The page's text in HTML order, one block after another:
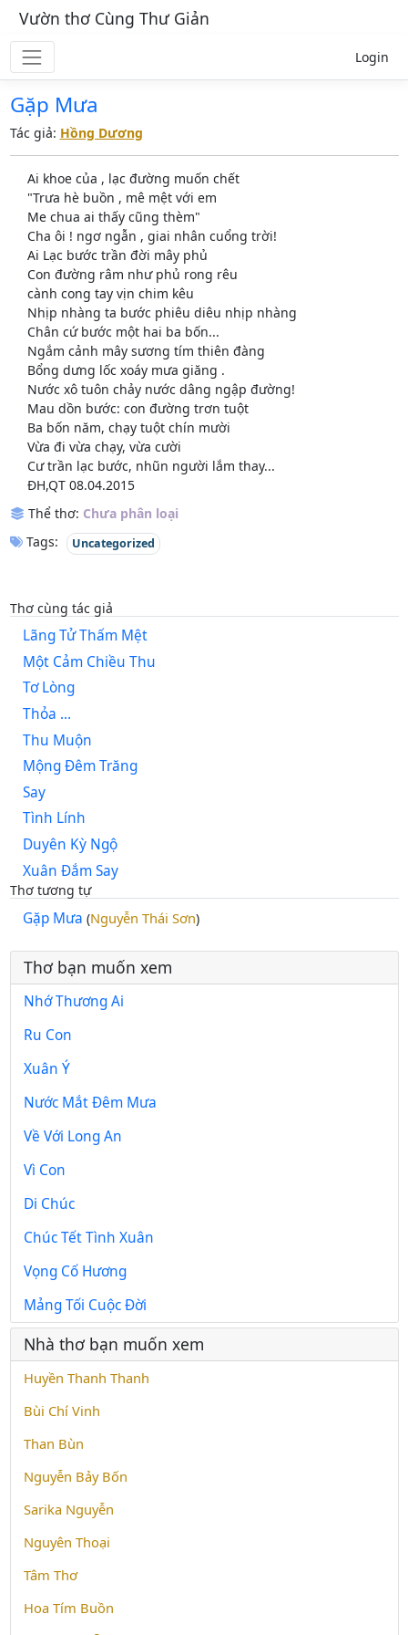
Vườn thơ Cùng Thư Giản
Login
Gặp Mưa
Tác giả: Hồng Dương
Ai khoe của , lạc đường muốn chết
"Trưa hè buồn , mê mệt với em
Me chua ai thấy cũng thèm"
Cha ôi ! ngơ ngẫn , giai nhân cuổng trời!
Ai Lạc bước trần đời mây phủ
Con đường râm như phủ rong rêu
cành cong tay vịn chim kêu
Nhịp nhàng ta bước phiêu diêu nhịp nhàng
Chân cứ bước một hai ba bốn...
Ngắm cảnh mây sương tím thiên đàng
Bổng dưng lốc xoáy mưa giăng .
Nước xô tuôn chảy nước dâng ngập đường!
Mau dồn bước: con đường trơn tuột
Ba bốn năm, chạy tuột chín mười
Vừa đi vừa chạy, vừa cười
Cư trần lạc bước, nhũn người lắm thay...
ĐH,QT 08.04.2015
Thể thơ: Chưa phân loại
Tags:
Uncategorized
Thơ cùng tác giả
Lãng Tử Thấm Mệt
Một Cảm Chiều Thu
Tơ Lòng
Thỏa ...
Thu Muộn
Mộng Đêm Trăng
Say
Tình Lính
Duyên Kỳ Ngộ
Xuân Đắm Say
Thơ tương tự
Gặp Mưa (Nguyễn Thái Sơn)
Thơ bạn muốn xem
Nhớ Thương Ai
Ru Con
Xuân Ý
Nước Mắt Đêm Mưa
Về Với Long An
Vì Con
Di Chúc
Chúc Tết Tình Xuân
Vọng Cố Hương
Mảng Tối Cuộc Đời
Nhà thơ bạn muốn xem
Huyền Thanh Thanh
Bùi Chí Vinh
Than Bùn
Nguyễn Bảy Bốn
Sarika Nguyễn
Nguyên Thoại
Tâm Thơ
Hoa Tím Buồn